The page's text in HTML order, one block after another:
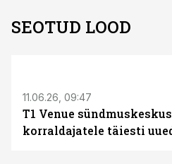
SEOTUD LOOD
11.06.26, 09:47
T1 Venue
korraldajatele täiesti